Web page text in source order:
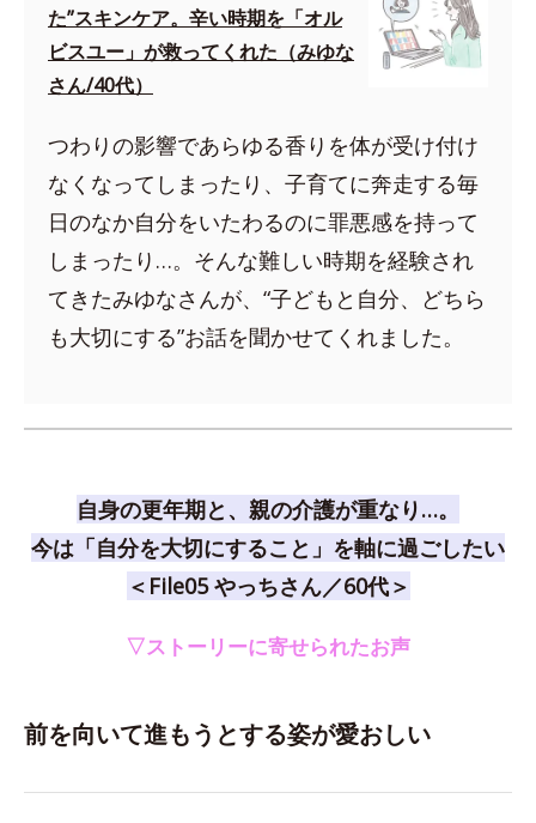
た”スキンケア。辛い時期を「オル
ビスユー」が救ってくれた（みゆな
さん/40代）
つわりの影響であらゆる香りを体が受け付け
なくなってしまったり、子育てに奔走する毎
日のなか自分をいたわるのに罪悪感を持って
しまったり…。そんな難しい時期を経験され
てきたみゆなさんが、“子どもと自分、どちら
も大切にする”お話を聞かせてくれました。
自身の更年期と、親の介護が重なり…。
今は「自分を大切にすること」を軸に過ごしたい
＜File05 やっちさん／60代＞
▽ストーリーに寄せられたお声
前を向いて進もうとする姿が愛おしい